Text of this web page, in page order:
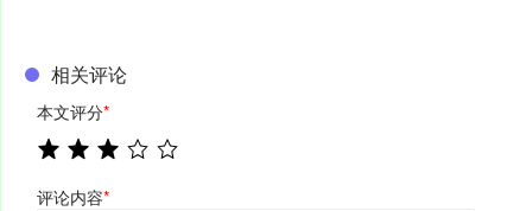
相关评论
本文评分*
评论内容*